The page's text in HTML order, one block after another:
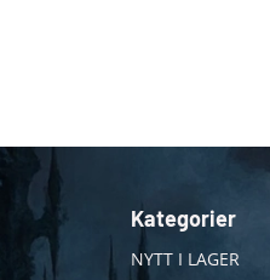
Kategorier
NYTT I LAGER